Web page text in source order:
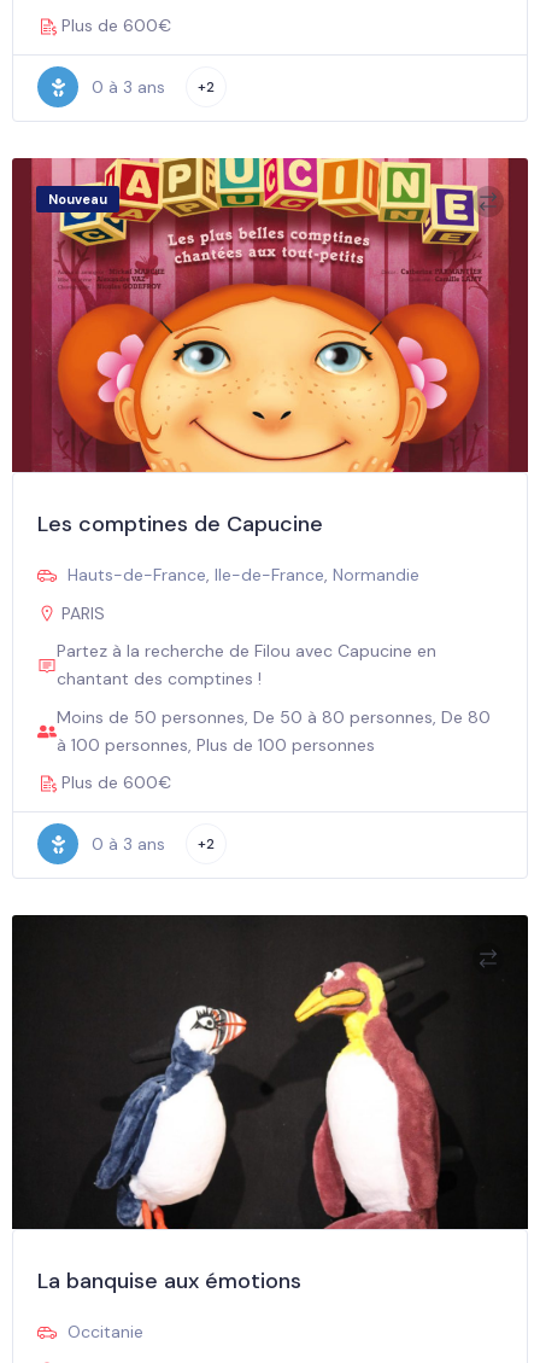
Plus de 600€
0 à 3 ans +2
Nouveau
Les comptines de Capucine
Hauts-de-France, Ile-de-France, Normandie
PARIS
Partez à la recherche de Filou avec Capucine en
chantant des comptines !
Moins de 50 personnes, De 50 à 80 personnes, De 80
à 100 personnes, Plus de 100 personnes
Plus de 600€
0 à 3 ans +2
La banquise aux émotions
Occitanie